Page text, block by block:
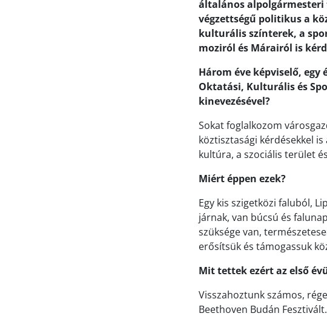
általános alpolgármesteri
végzettségű politikus a
kulturális színterek, a
moziról és Márairól is
Három éve képviselő,
Oktatási, Kulturális és
kinevezésével?
Sokat foglalkozom
köztisztasági kérdésekkel
kultúra, a szociális terület
Miért éppen ezek?
Egy kis szigetközi faluból,
járnak, van búcsú és
szüksége van,
erősítsük és támogassuk
Mit tettek ezért az első
Visszahoztunk számos,
Beethoven Budán